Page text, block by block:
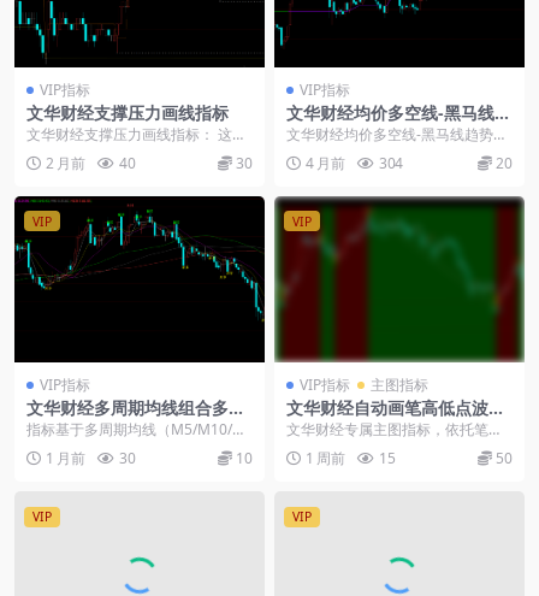
VIP指标
文华财经支撑压力画线指标
文华财经支撑压力画线指标： 这指
标是个老手捣鼓出来的东西，把
量、价、趋势、多空能...
2 月前 40 30
VIP指标
文华财经均价多空线-黑马线趋
势指标源码
文华财经均价多空线-黑马线趋势指
标源码： 指标通过均价与价差计算
得出实价核心数据...
4 月前 304 20
VIP
VIP指标
文华财经多周期均线组合多空
主图指标源码
指标基于多周期均线（M5/M10/M
20/M60/M90/M120）组合的交叉
信...1 月前 30 10
VIP
VIP指标 主图指标
文华财经自动画笔高低点波段
分析主图指标源码
文华财经专属主图指标，依托笔、
段双参数算法自动识别行情波段结
构，智能绘制高低点连...
1 周前 15 50
VIP VIP